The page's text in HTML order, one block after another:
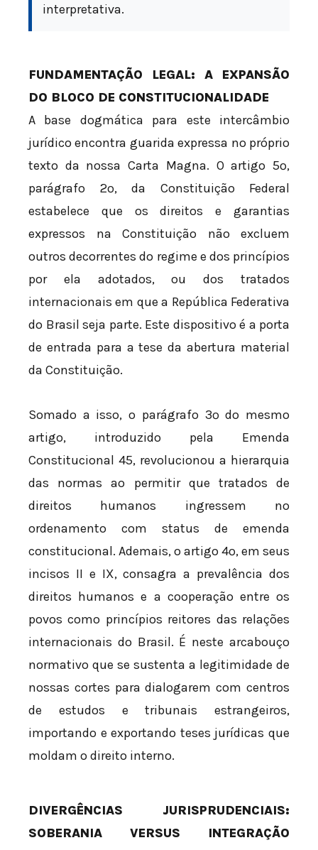
interpretativa.
FUNDAMENTAÇÃO LEGAL: A EXPANSÃO
DO BLOCO DE CONSTITUCIONALIDADE
A base dogmática para este intercâmbio
jurídico encontra guarida expressa no próprio
texto da nossa Carta Magna. O artigo 5º,
parágrafo 2º, da Constituição Federal
estabelece que os direitos e garantias
expressos na Constituição não excluem
outros decorrentes do regime e dos princípios
por ela adotados, ou dos tratados
internacionais em que a República Federativa
do Brasil seja parte. Este dispositivo é a porta
de entrada para a tese da abertura material
da Constituição.
Somado a isso, o parágrafo 3º do mesmo
artigo, introduzido pela Emenda
Constitucional 45, revolucionou a hierarquia
das normas ao permitir que tratados de
direitos humanos ingressem no
ordenamento com status de emenda
constitucional. Ademais, o artigo 4º, em seus
incisos II e IX, consagra a prevalência dos
direitos humanos e a cooperação entre os
povos como princípios reitores das relações
internacionais do Brasil. É neste arcabouço
normativo que se sustenta a legitimidade de
nossas cortes para dialogarem com centros
de estudos e tribunais estrangeiros,
importando e exportando teses jurídicas que
moldam o direito interno.
DIVERGÊNCIAS JURISPRUDENCIAIS:
SOBERANIA VERSUS INTEGRAÇÃO